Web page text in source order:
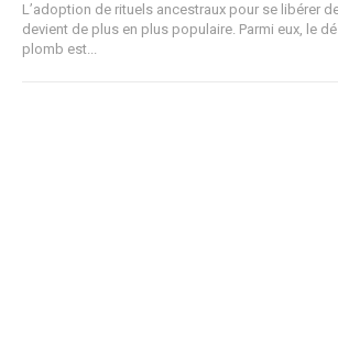
L’adoption de rituels ancestraux pour se libérer
devient de plus en plus populaire. Parmi eux, le
plomb est...